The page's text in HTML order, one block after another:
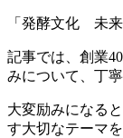
「発酵文化 未来
記事では、創業
みについて、丁
大変励みになる
す大切なテーマ